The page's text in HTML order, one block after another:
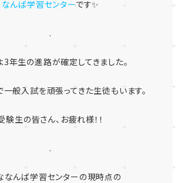
なんば学習センターです✨
.
3年生の進路が確定してきました。
般入試を頑張ってきた生徒もいます。
験生の皆さん、お疲れ様！！
.
なんば学習センターの現時点の